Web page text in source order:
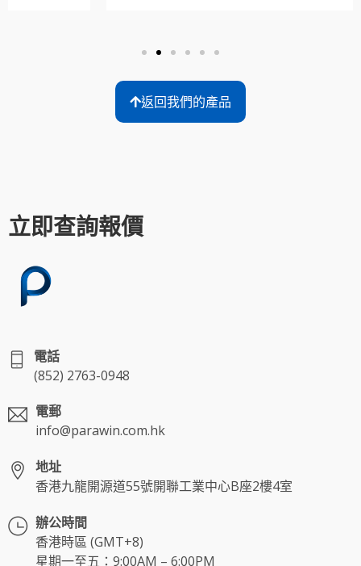
返回我們的產品
立即查詢報價
電話
(852) 2763-0948
電郵
info@parawin.com.hk
地址
香港九龍開源道55號開聯工業中心B座2樓4室
辦公時間
香港時區 (GMT+8)
星期一至五：9:00AM – 6:00PM